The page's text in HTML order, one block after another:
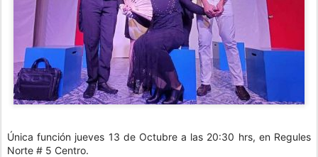
Única función jueves 13 de Octubre a las 20:30 hrs, en Regules
Norte # 5 Centro.